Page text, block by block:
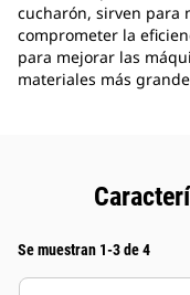
cucharón, sirven para
comprometer la
para mejorar las
materiales más
Se muestran 1-3 de 4